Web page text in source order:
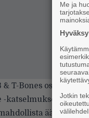
& T-Bones osallistui
-katselmukseen. Esa
äänittää
Me ja
Jotkin